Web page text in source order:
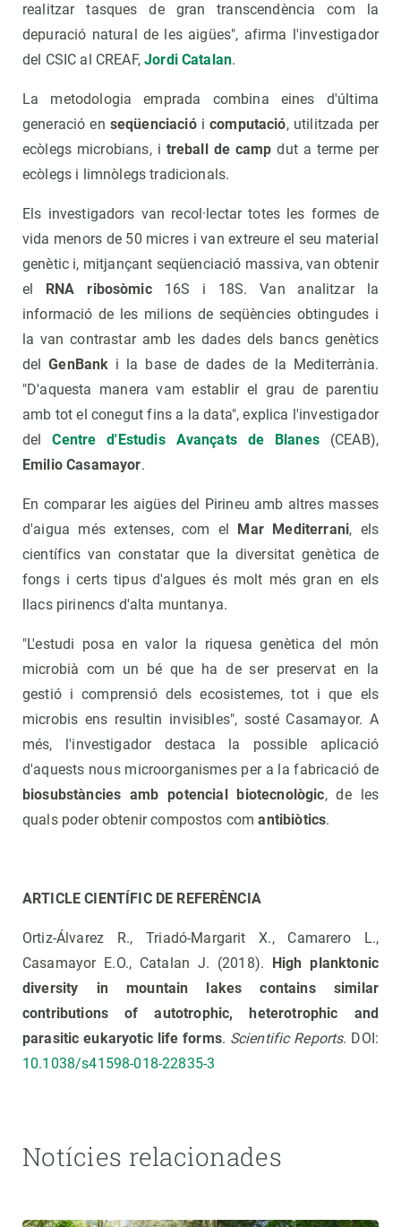
realitzar tasques de gran transcendència com la
depuració natural de les aigües", afirma l'investigador
del CSIC al CREAF,Jordi Catalan.
La metodologia emprada combina eines d'última
generació en seqüenciacióicomputació, utilitzada per
ecòlegs microbians, i treball de camp dut a terme per
ecòlegs i limnòlegs tradicionals.
Els investigadors van recol·lectar totes les formes de
vida menors de 50 micres i van extreure el seu material
genètic i, mitjançant seqüenciació massiva, van obtenir
el RNA ribosòmic16S i 18S. Van analitzar la
informació de les milions de seqüències obtingudes i
la van contrastar amb les dades dels bancs genètics
delGenBank i la base de dades de la Mediterrània.
"D'aquesta manera vam establir el grau de parentiu
amb tot el conegut fins a la data", explica l'investigador
delCentre d'Estudis Avançats de Blanes(CEAB),
Emilio Casamayor.
En comparar les aigües del Pirineu amb altres masses
d'aigua més extenses, com el Mar Mediterrani, els
científics van constatar que la diversitat genètica de
fongs i certs tipus d'algues és molt més gran en els
llacs pirinencs d'alta muntanya.
"L'estudi posa en valor la riquesa genètica del món
microbià com un bé que ha de ser preservat en la
gestió i comprensió dels ecosistemes, tot i que els
microbis ens resultin invisibles", sosté Casamayor. A
més, l'investigador destaca la possible aplicació
d'aquests nous microorganismes per a la fabricació de
biosubstàncies amb potencial biotecnològic, de les
quals poder obtenir compostos comantibiòtics.
ARTICLE CIENTÍFIC DE REFERÈNCIA
Ortiz-Álvarez R., Triadó-Margarit X., Camarero L.,
Casamayor E.O., Catalan J. (2018). High planktonic
diversity in mountain lakes contains similar
contributions of autotrophic, heterotrophic and
parasitic eukaryotic life forms. Scientific Reports. DOI:
10.1038/s41598-018-22835-3
Notícies relacionades